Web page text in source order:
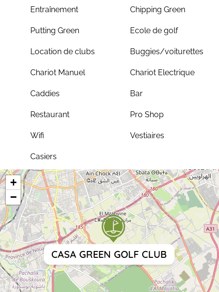
Entraînement Chipping Green
Putting Green Ecole de golf
Location de clubs Buggies/voiturettes
Chariot Manuel Chariot Electrique
Caddies Bar
Restaurant Pro Shop
Wifi Vestiaires
Casiers
CASA GREEN GOLF CLUB
+
−